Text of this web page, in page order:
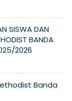
SISWA DAN
BANDA
2026
Banda